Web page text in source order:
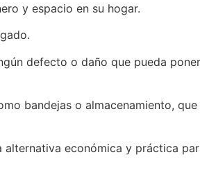
y espacio en su hogar.
defecto o daño que pueda
bandejas o almacenamiento, que
alternativa económica y práctica